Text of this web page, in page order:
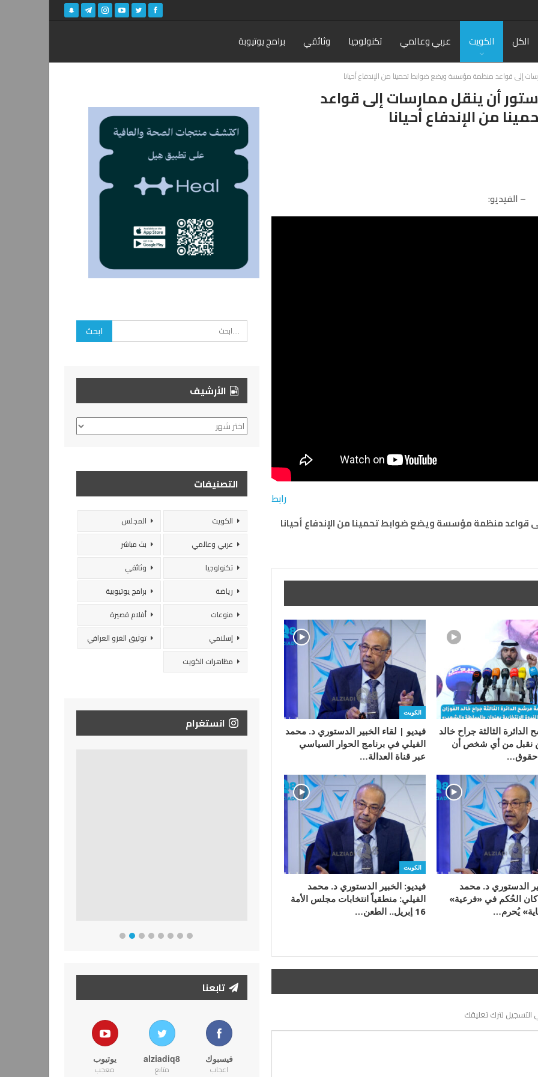
الكل الكويت عربي وعالمي تكنولوجيا وثائقي برامج يوتيوبة
إلى قواعد منظمة مؤسسة ويضع ضوابط تحمينا من الإندفاع أحيانا
أن ينقل ممارسات إلى قواعد
من الإندفاع أحيانا
– الفيديو:
رابط
قواعد منظمة مؤسسة ويضع ضوابط تحمينا من الإندفاع أحيانا
الدائرة الثالثة جراح خالد
نقبل من أي شخص أن
حقوق…
الكويت
فيديو | لقاء الخبير الدستوري د. محمد
الفيلي في برنامج الحوار السياسي
عبر قناة العدالة…
الدستوري د. محمد
كان الحُكم في «فرعية»
يُحرم…
الكويت
فيديو: الخبير الدستوري د. محمد
الفيلي: منطقياً انتخابات مجلس الأمة
16 إبريل.. الطعن…
التسجيل لترك تعليقك
الأرشيف
الأرشيف
التصنيفات
الكويت
المجلس
عربي وعالمي
بث مباشر
تكنولوجيا
وثائقي
رياضة
برامج يوتيوبية
منوعات
أفلام قصيرة
إسلامي
توثيق الغزو العراقي
مظاهرات الكويت
انستغرام
تابعنا
فيسبوك
اعجاب
alziadiq8
متابع
يوتيوب
معجب